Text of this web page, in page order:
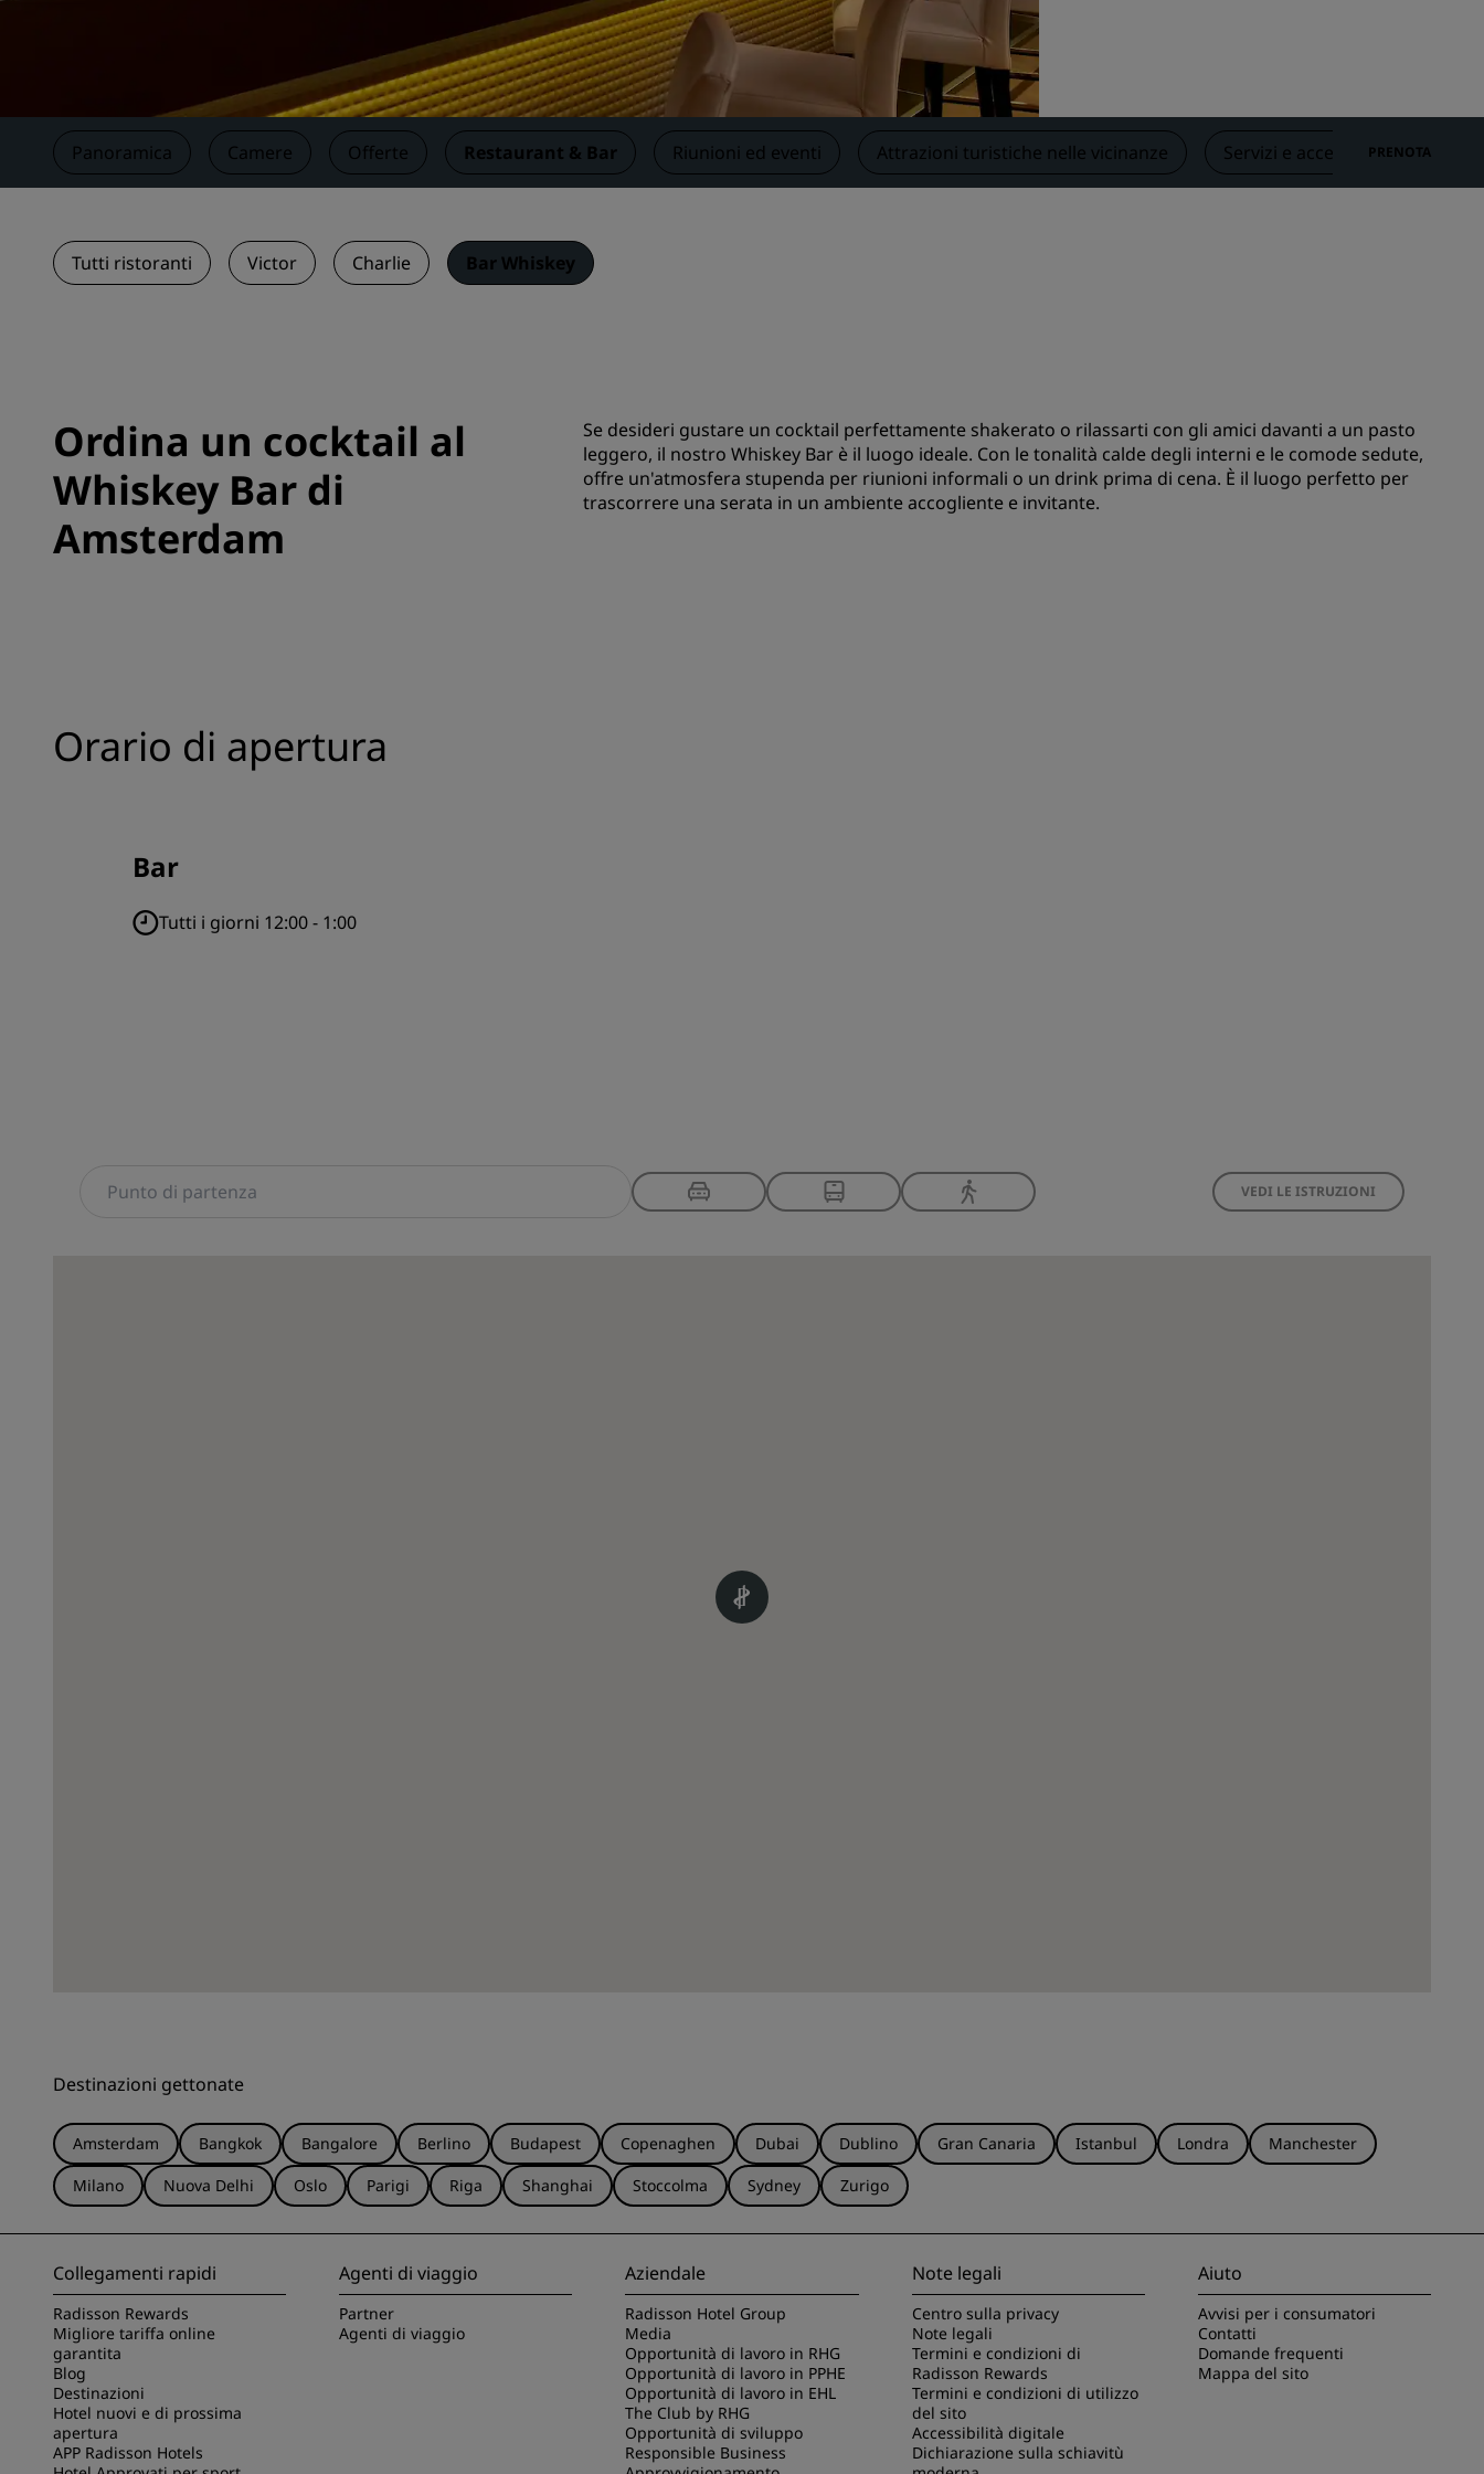
Prenota uno spazio per riunioni
Richiedi un preventivo
Destinazioni per eventi
Soluzioni di settore
Cerca voli
App Radisson Hotels
Soggiorni per squadre sportive
Viaggiatore d'affari
Hotel nel centro città
Come guadagnare punti
Bookers and Planners
Panoramica Camere Offerte Restaurant & Bar Riunioni ed eventi Attrazioni turistiche nelle vicinanze Servizi e accessoriPRENOTA
Tutti ristoranti Victor Charlie Bar Whiskey
Ordina un cocktail al
Whiskey Bar di
Amsterdam
Se desideri gustare un cocktail perfettamente shakerato o rilassarti con gli amici davanti a un pasto
leggero, il nostro Whiskey Bar è il luogo ideale. Con le tonalità calde degli interni e le comode sedute,
offre un'atmosfera stupenda per riunioni informali o un drink prima di cena. È il luogo perfetto per
trascorrere una serata in un ambiente accogliente e invitante.
Orario di apertura
Bar
Tutti i giorni 12:00 - 1:00
VEDI LE ISTRUZIONI
Destinazioni gettonate
Amsterdam Bangkok Bangalore Berlino Budapest Copenaghen Dubai Dublino Gran Canaria Istanbul Londra
Manchester
Milano
Nuova Delhi Oslo Parigi Riga Shanghai Stoccolma Sydney Zurigo
Collegamenti rapidi
Radisson Rewards
Migliore tariffa online
garantita
Blog
Destinazioni
Hotel nuovi e di prossima
apertura
APP Radisson Hotels
Agenti di viaggio
Partner
Agenti di viaggio
Aziendale
Radisson Hotel Group
Media
Opportunità di lavoro in RHG
Opportunità di lavoro in PPHE
Opportunità di lavoro in EHL
The Club by RHG
Opportunità di sviluppo
Responsible Business
Note legali
Centro sulla privacy
Note legali
Termini e condizioni di
Radisson Rewards
Termini e condizioni di utilizzo
del sito
Accessibilità digitale
Dichiarazione sulla schiavitù
Aiuto
Avvisi per i consumatori
Contatti
Domande frequenti
Mappa del sito